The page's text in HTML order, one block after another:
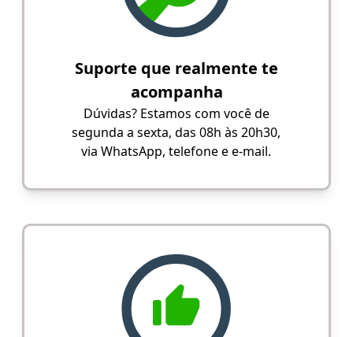
Suporte que realmente te
acompanha
Dúvidas? Estamos com você de
segunda a sexta, das 08h às 20h30,
via WhatsApp, telefone e e-mail.